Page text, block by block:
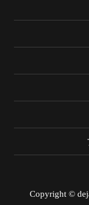
Copyright ©